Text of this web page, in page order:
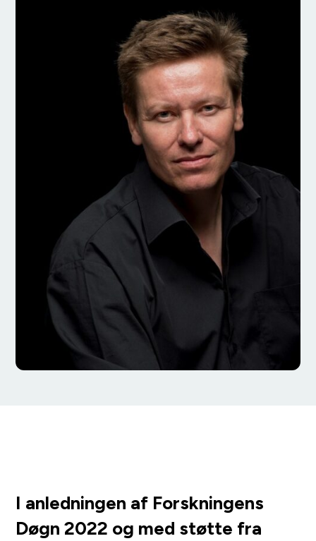
I anledningen af Forskningens
Døgn 2022 og med støtte fra